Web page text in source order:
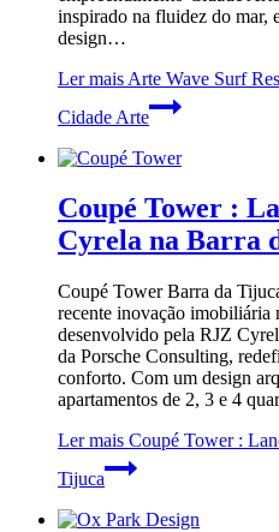
inspirado na fluidez do mar,
design…
Ler mais Arte Wave Surf
Cidade Arte
Coupé Tower :
Cyrela na Barra
Coupé Tower Barra da
recente inovação imobiliária
desenvolvido pela RJZ
da Porsche Consulting,
conforto. Com um design
apartamentos de 2, 3 e 4
Ler mais Coupé Tower :
Tijuca